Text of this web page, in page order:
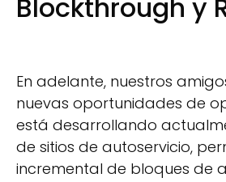
Blockthrough y
En adelante, nuestros
nuevas oportunidades de
está desarrollando
de sitios de autoservicio,
incremental de bloques de